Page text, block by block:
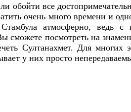
обойти все
очень много времени и
атмосферно, ведь с
сможете посмотреть на
Султанахмет. Для многих
у них просто